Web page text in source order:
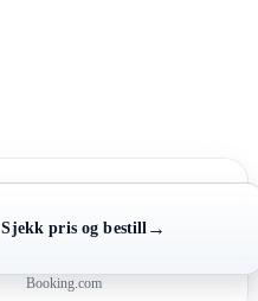
Sjekk pris og bestill →
Booking.com